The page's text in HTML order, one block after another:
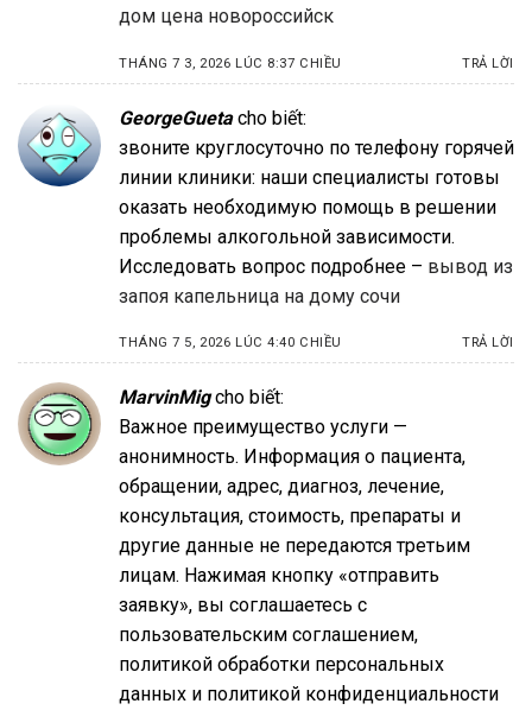
дом цена новороссийск
THÁNG 7 3, 2026 LÚC 8:37 CHIỀU TRẢ LỜI
GeorgeGueta cho biết:
звоните круглосуточно по телефону горячей
линии клиники: наши специалисты готовы
оказать необходимую помощь в решении
проблемы алкогольной зависимости.
Исследовать вопрос подробнее – вывод из
запоя капельница на дому сочи
THÁNG 7 5, 2026 LÚC 4:40 CHIỀU TRẢ LỜI
MarvinMig cho biết:
Важное преимущество услуги —
анонимность. Информация о пациента,
обращении, адрес, диагноз, лечение,
консультация, стоимость, препараты и
другие данные не передаются третьим
лицам. Нажимая кнопку «отправить
заявку», вы соглашаетесь с
пользовательским соглашением,
политикой обработки персональных
данных и политикой конфиденциальности